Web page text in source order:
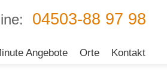
04503-88 97 98
Angebote Orte Kontakt